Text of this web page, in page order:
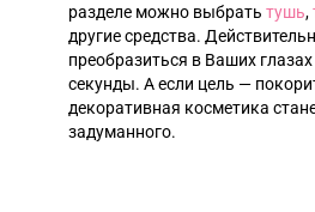
разделе можно выбрать тушь,
другие средства.
преобразиться в Ваших
секунды. А если цель —
декоративная косметика
задуманного.